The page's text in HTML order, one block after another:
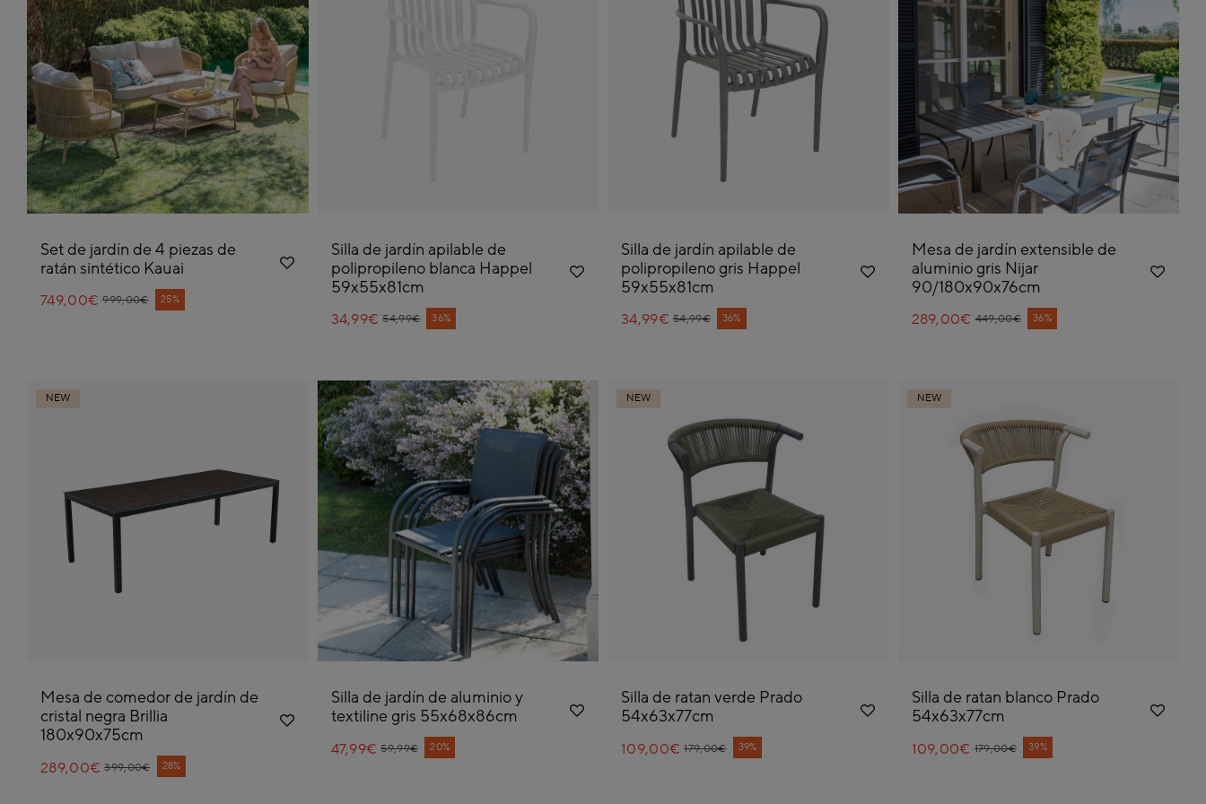
Set de jardín de 4 piezas de
ratán sintético Kauai
Price reduced from
999,00€
to 25%
749,00€
Silla de jardín apilable de
polipropileno blanca Happel
59x55x81cm
Price reduced from
54,99€
to 36%
34,99€
Silla de jardín apilable de
polipropileno gris Happel
59x55x81cm
Price reduced from
54,99€
to 36%
34,99€
Mesa de jardín extensible de
aluminio gris Nijar
90/180x90x76cm
Price reduced from
449,00€
to 36%
289,00€
NEW
Mesa de comedor de jardín de
cristal negra Brillia
180x90x75cm
Price reduced from
399,00€
to 28%
289,00€
Silla de jardín de aluminio y
textiline gris 55x68x86cm
Price reduced from
59,99€
to 20%
47,99€
NEW
Silla de ratan verde Prado
54x63x77cm
Price reduced from
179,00€
to 39%
109,00€
NEW
Silla de ratan blanco Prado
54x63x77cm
Price reduced from
179,00€
to 39%
109,00€